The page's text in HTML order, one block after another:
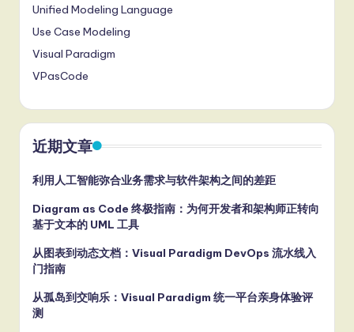
Unified Modeling Language
Use Case Modeling
Visual Paradigm
VPasCode
近期文章
利用人工智能弥合业务需求与软件架构之间的差距
Diagram as Code 终极指南：为何开发者和架构师正转向
基于文本的 UML 工具
从图表到动态文档：Visual Paradigm DevOps 流水线入
门指南
从孤岛到交响乐：Visual Paradigm 统一平台亲身体验评
测